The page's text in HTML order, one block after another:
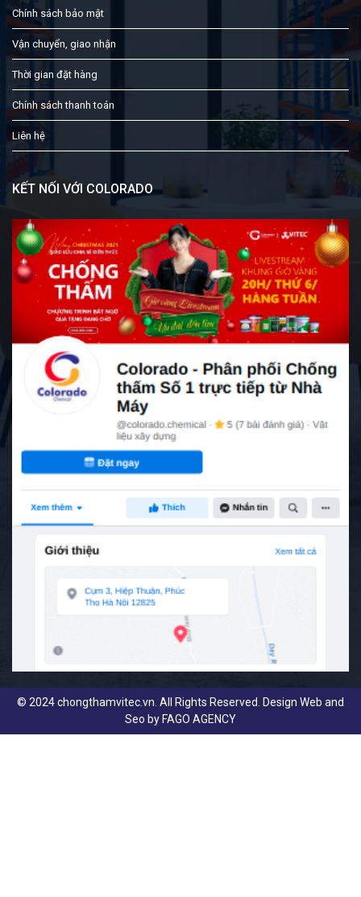
Chính sách bảo mật
Vận chuyển, giao nhận
Thời gian đặt hàng
Chính sách thanh toán
Liên hệ
KẾT NỐI VỚI COLORADO
© 2024 chongthamvitec.vn. All Rights Reserved. Design Web and
Seo by FAGO AGENCY